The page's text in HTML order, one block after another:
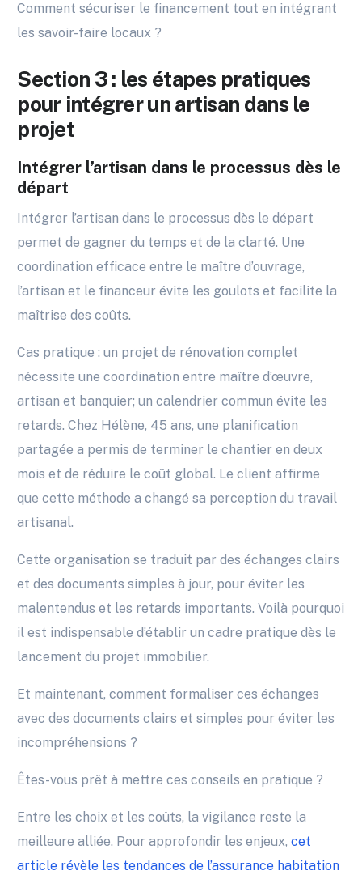
Comment sécuriser le financement tout en intégrant
les savoir-faire locaux ?
Section 3 : les étapes pratiques
pour intégrer un artisan dans le
projet
Intégrer l’artisan dans le processus dès le
départ
Intégrer l’artisan dans le processus dès le départ
permet de gagner du temps et de la clarté. Une
coordination efficace entre le maître d’ouvrage,
l’artisan et le financeur évite les goulots et facilite la
maîtrise des coûts.
Cas pratique : un projet de rénovation complet
nécessite une coordination entre maître d’œuvre,
artisan et banquier; un calendrier commun évite les
retards. Chez Hélène, 45 ans, une planification
partagée a permis de terminer le chantier en deux
mois et de réduire le coût global. Le client affirme
que cette méthode a changé sa perception du travail
artisanal.
Cette organisation se traduit par des échanges clairs
et des documents simples à jour, pour éviter les
malentendus et les retards importants. Voilà pourquoi
il est indispensable d’établir un cadre pratique dès le
lancement du projet immobilier.
Et maintenant, comment formaliser ces échanges
avec des documents clairs et simples pour éviter les
incompréhensions ?
Êtes-vous prêt à mettre ces conseils en pratique ?
Entre les choix et les coûts, la vigilance reste la
meilleure alliée. Pour approfondir les enjeux,cet
article révèle les tendances de l’assurance habitation